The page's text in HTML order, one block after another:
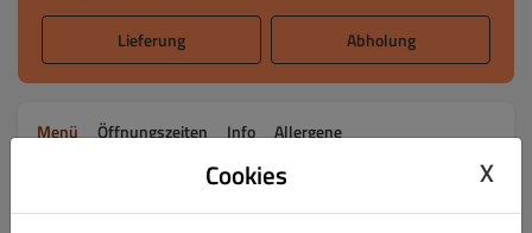
Lieferung Abholung
Menü Öffnungszeiten Info Allergene
Nachtisch Abholung Alles Banh Mi Abholung Vorspeisen
Cookies X